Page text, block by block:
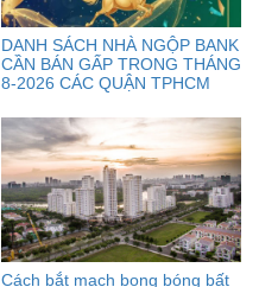
DANH SÁCH NHÀ NGỘP BANK
CẦN BÁN GẤP TRONG THÁNG
8-2026 CÁC QUẬN TPHCM
Cách bắt mạch bong bóng bất